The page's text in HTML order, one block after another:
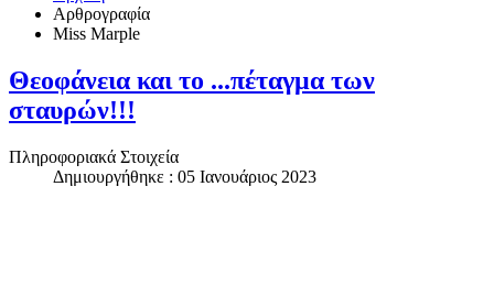
Αρθρογραφία
Miss Marple
Θεοφάνεια και το ...πέταγμα των
σταυρών!!!
Πληροφοριακά Στοιχεία
Δημιουργήθηκε : 05 Ιανουάριος 2023